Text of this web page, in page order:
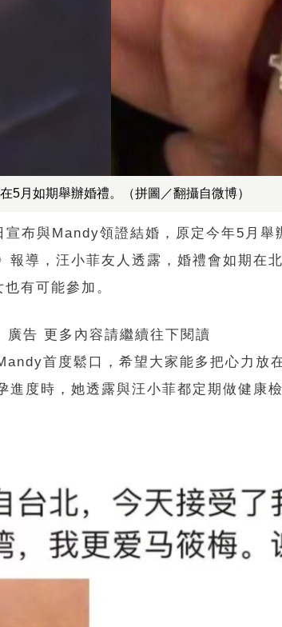
5月如期舉辦婚禮。（拼圖／翻攝自微博）
布與Mandy領證結婚，原定今年5月舉
報導，汪小菲友人透露，婚禮會如期在
有可能參加。
廣告 更多內容請繼續往下閱讀
首度鬆口，希望大家能多把心力放
進度時，她透露與汪小菲都定期做健康